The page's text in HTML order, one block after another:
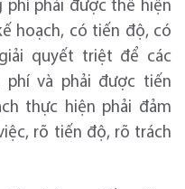
phí phải được thể hiện
hoạch, có tiến độ, có
quyết triệt để các
phí và phải được tiến
thực hiện phải đảm
rõ tiến độ, rõ trách